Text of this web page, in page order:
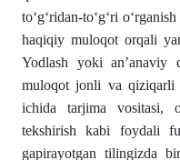
to‘g‘ridan-to‘g‘ri
haqiqiy muloqot orqali
Yodlash yoki an’anaviy
muloqot jonli va qiziqarli
ichida tarjima vositasi,
tekshirish kabi foydali
gapirayotgan tilingizda